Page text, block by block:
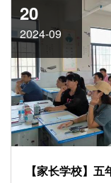
20
2024-09
【家长学校】